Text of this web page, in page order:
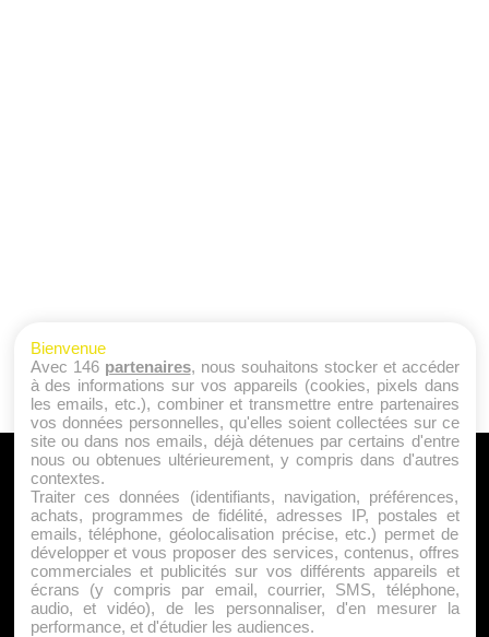
A PROPOS
Qui sommes nous ?
Mentions Légales
Publicité
Politique de Cookies
Contact
Bienvenue
Avec 146 partenaires, nous souhaitons stocker et accéder
à des informations sur vos appareils (cookies, pixels dans
les emails, etc.), combiner et transmettre entre partenaires
vos données personnelles, qu'elles soient collectées sur ce
site ou dans nos emails, déjà détenues par certains d'entre
nous ou obtenues ultérieurement, y compris dans d'autres
contextes.
Traiter ces données (identifiants, navigation, préférences,
achats, programmes de fidélité, adresses IP, postales et
emails, téléphone, géolocalisation précise, etc.) permet de
développer et vous proposer des services, contenus, offres
commerciales et publicités sur vos différents appareils et
écrans (y compris par email, courrier, SMS, téléphone,
audio, et vidéo), de les personnaliser, d'en mesurer la
performance, et d'étudier les audiences.